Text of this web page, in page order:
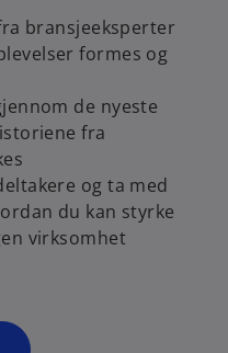
bransjeeksperter
formes og
de nyeste
fra
og ta med
du kan styrke
virksomhet